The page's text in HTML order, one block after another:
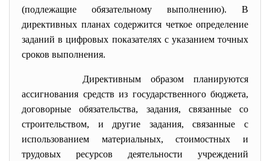
(подлежащие обязательному выполнению). В
директивных планах содержится четкое определение
заданий в цифровых показателях с указанием точных
сроков выполнения.
Директивным образом планируются
ассигнования средств из государственного бюджета,
договорные обязательства, задания, связанные со
строительством, и другие задания, связанные с
использованием материальных, стоимостных и
трудовых ресурсов деятельности учреждений